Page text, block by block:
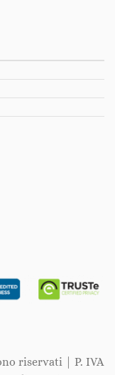
riservati | P. IVA